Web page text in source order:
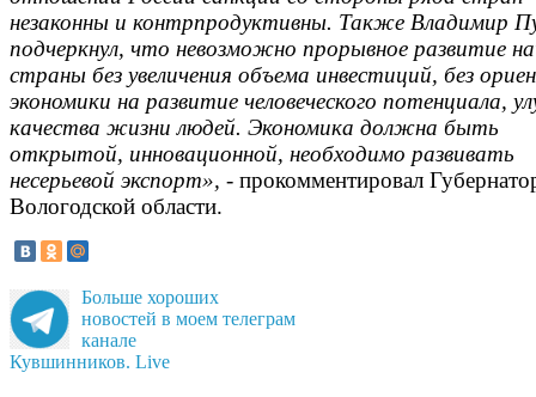
незаконны и контрпродуктивны. Также Владимир
подчеркнул, что невозможно прорывное развитие
страны без увеличения объема инвестиций, без
экономики на развитие человеческого потенциала,
качества жизни людей. Экономика должна быть
открытой, инновационной, необходимо развивать
несерьевой экспорт», - прокомментировал
Вологодской области.
Больше хороших
новостей в моем телеграм
канале
Кувшинников. Live